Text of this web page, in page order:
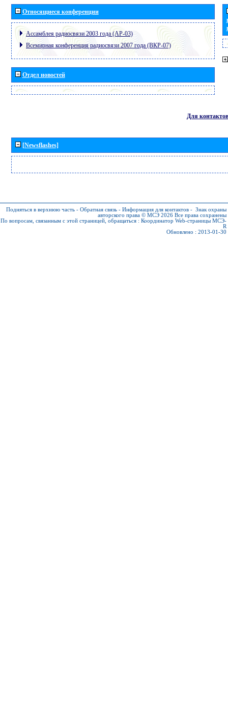
Относящиеся конференции
Ассамблея радиосвязи 2003 года (АР-03)
Всемирная конференция радиосвязи 2007 года (ВКР-07)
Отдел новостей
Для контактов
[Newsflashes]
Подняться в верхнюю часть - Обратная связь - Информация для контактов - Знак охраны
авторского права © МСЭ 2026 Все права сохранены
По вопросам, связанным с этой страницей, обращаться : Координатор Web-страницы МСЭ-
R
Обновлено : 2013-01-30